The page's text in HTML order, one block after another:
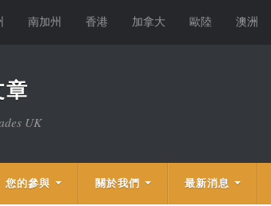
南加州 香港 加拿大 歐陸 澳洲
章
UK
您的參與 關於我們 最新消息